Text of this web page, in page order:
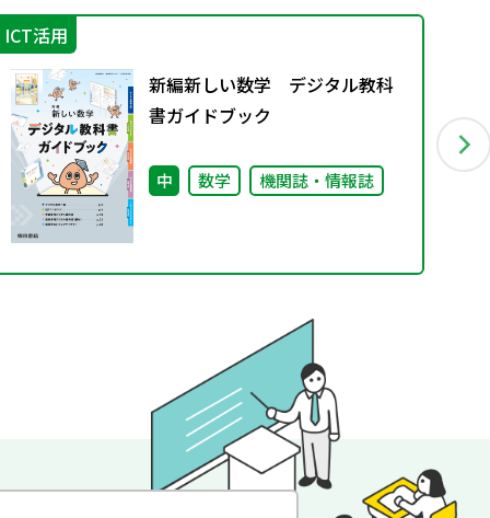
ICT活用
新編新しい数学 デジタル教科
書ガイドブック
中 数学 機関誌・情報誌